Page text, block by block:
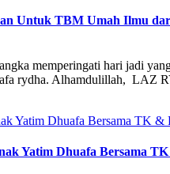
Untuk TBM Umah Ilmu
memperingati hari jadi
rydha. Alhamdulillah, LAZ
Yatim Dhuafa Bersama